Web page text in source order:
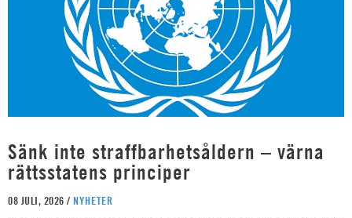
Sänk inte straffbarhetsåldern – värna
rättsstatens principer
08 JULI, 2026 / NYHETER